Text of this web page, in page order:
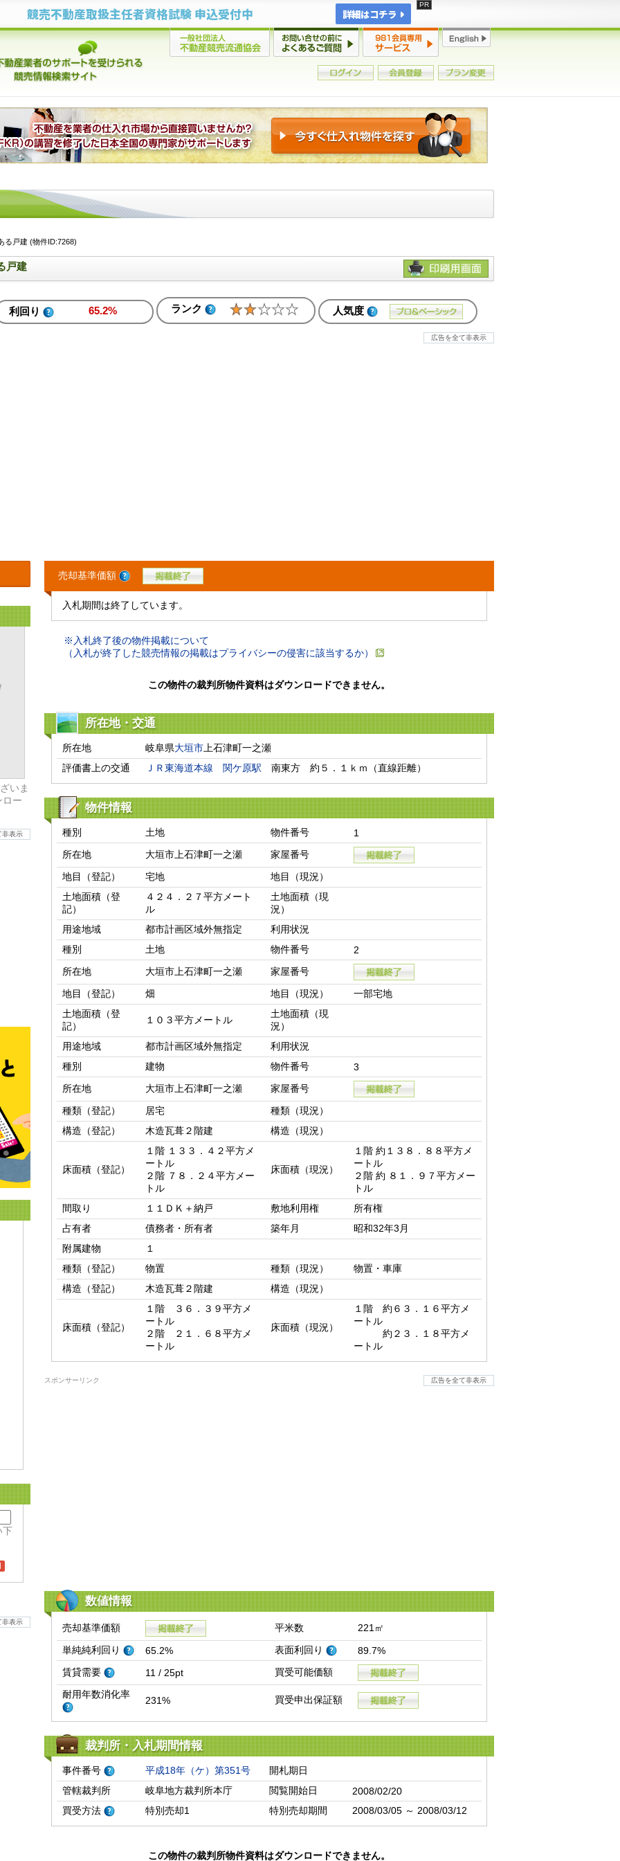
競売不動産取扱主任者資格試験 申込受付中 詳細はコチラ
る戸建 (物件ID:7268)
戸建
利回り 65.2% ランク 人気度
広告を全て非表示
いま
ロー
非表示
下
非表示
売却基準価額
入札期間は終了しています。
※入札終了後の物件掲載について
（入札が終了した競売情報の掲載はプライバシーの侵害に該当するか）
この物件の裁判所物件資料はダウンロードできません。
所在地・交通
所在地 岐阜県大垣市上石津町一之瀬
評価書上の交通
ＪＲ東海道本線 関ケ原駅 南東方　約５．１ｋｍ（直線距離）
物件情報
種別 土地 物件番号
1
所在地
大垣市上石津町一之瀬
家屋番号
地目（登記）
宅地
地目（現況）
土地面積（登
記）
４２４．２７平方メート
ル
土地面積（現
況）
用途地域
都市計画区域外無指定
利用状況
種別
土地 物件番号
2
所在地
大垣市上石津町一之瀬
家屋番号
地目（登記）
畑 地目（現況）
一部宅地
土地面積（登
記）
１０３平方メートル
土地面積（現
況）
用途地域
都市計画区域外無指定
利用状況
種別
建物 物件番号
3
所在地
大垣市上石津町一之瀬
家屋番号
種類（登記）
居宅
種類（現況）
構造（登記）
木造瓦葺２階建 構造（現況）
床面積（登記）
１階 １３３．４２平方メ
ートル
２階 ７８．２４平方メー
トル
床面積（現況）
１階 約１３８．８８平方メ
ートル
２階 約 ８１．９７平方メー
トル
間取り
１１ＤＫ＋納戸 敷地利用権
所有権
占有者
債務者・所有者 築年月
昭和32年3月
附属建物
１
種類（登記）
物置 種類（現況）
物置・車庫
構造（登記）
木造瓦葺２階建 構造（現況）
床面積（登記）
１階　３６．３９平方メ
ートル
２階　２１．６８平方メ
ートル
床面積（現況）
１階　約６３．１６平方メ
ートル
約２３．１８平方メ
ートル
スポンサーリンク 広告を全て非表示
数値情報
売却基準価額 平米数
221㎡
単純純利回り
65.2% 表面利回り
89.7%
賃貸需要
11 / 25pt
買受可能価額
耐用年数消化率
231% 買受申出保証額
裁判所・入札期間情報
事件番号 平成18年（ケ）第351号
開札期日
管轄裁判所
岐阜地方裁判所本庁 閲覧開始日
2008/02/20
買受方法
特別売却1 特別売却期間 2008/03/05 ～ 2008/03/12
この物件の裁判所物件資料はダウンロードできません。